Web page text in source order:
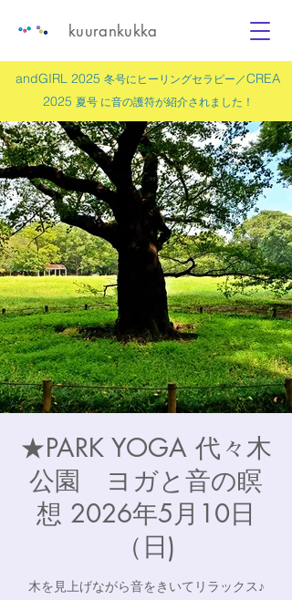
andGIRL 2025 冬号にヒーリングセラピー／CREA
2025 夏号 に音の護符が紹介されました！
kuurankukka
★PARK YOGA 代々木
公園 ヨガと音の瞑
想 2026年5月10日
（日)
木を見上げながら音をきいてリラックス♪